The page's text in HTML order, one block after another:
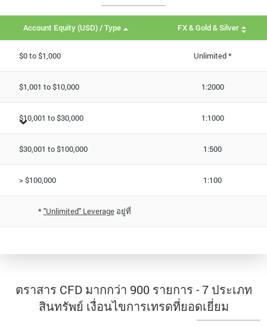
Account Equity (USD) / Type FX & Gold & Silver
$0 to $1,000 Unlimited *
$1,001 to $10,000 1:2000
$10,001 to $30,000 1:1000
$30,001 to $100,000 1:500
> $100,000 1:100
*"Unlimited" Leverageอยู่ที่
ตราสาร CFD มากกว่า 900 รายการ - 7 ประเภท
สินทรัพย์ เงื่อนไขการเทรดที่ยอดเยี่ยม